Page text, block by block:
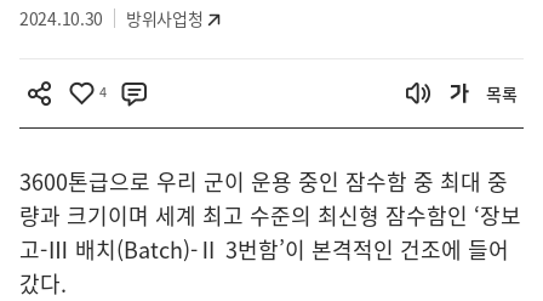
2024.10.30 방위사업청
4 목록
3600톤급으로 우리 군이 운용 중인 잠수함 중 최대 중
량과 크기이며 세계 최고 수준의 최신형 잠수함인 ‘장보
고-Ⅲ 배치(Batch)-Ⅱ 3번함’이 본격적인 건조에 들어
갔다.